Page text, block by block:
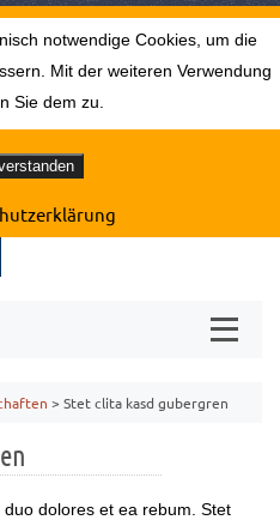
aachen.de
> Stet clita kasd gubergren
dolores et ea rebum. Stet
notwendige Cookies, um die
Mit der weiteren Verwendung
Sie dem zu.